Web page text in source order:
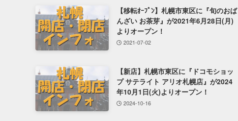
【移転ｵｰﾌﾟﾝ】札幌市東区に『旬のおば
んざい お茶芽』が2021年6月28日(月)
よりオープン！
2021-07-02
【新店】札幌市東区に『ドコモショッ
プ サテライト アリオ札幌店』が2024
年10月1日(火)よりオープン！
2024-10-16